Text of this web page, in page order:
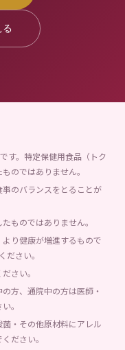
す。特定保健用食品（トク
のではありません。
のバランスをとることが
ものではありません。
り健康が増進するもので
ださい。
さい。
方、通院中の方は医師・
。
・その他原材料にアレル
ださい。